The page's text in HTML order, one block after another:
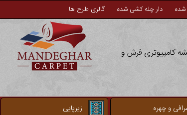
شده دار چله کشی شده گالری طرح ها
کامپیوتری فرش و
و چهره زیرپایی